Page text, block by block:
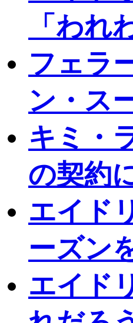
「われ
フェラ
ン・ス
キミ・
の契約
エイド
ーズン
エイド